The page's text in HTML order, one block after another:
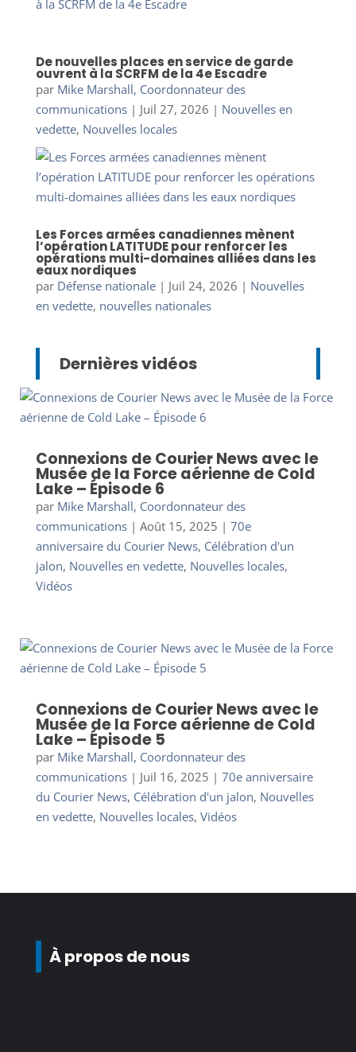
De nouvelles places en service de garde
ouvrent à la SCRFM de la 4e Escadre
par Mike Marshall, Coordonnateur des
communications| Juil 27, 2026 | Nouvelles en
vedette, Nouvelles locales
Les Forces armées canadiennes mènent
l’opération LATITUDE pour renforcer les
opérations multi-domaines alliées dans les
eaux nordiques
par Défense nationale| Juil 24, 2026 | Nouvelles
en vedette, nouvelles nationales
Dernières vidéos
Connexions de Courier News avec le
Musée de la Force aérienne de Cold
Lake – Épisode 6
par Mike Marshall, Coordonnateur des
communications| Août 15, 2025 | 70e
anniversaire du Courier News, Célébration d'un
jalon, Nouvelles en vedette, Nouvelles locales,
Vidéos
Connexions de Courier News avec le
Musée de la Force aérienne de Cold
Lake – Épisode 5
par Mike Marshall, Coordonnateur des
communications| Juil 16, 2025 | 70e anniversaire
du Courier News, Célébration d'un jalon, Nouvelles
en vedette, Nouvelles locales, Vidéos
À propos de nous